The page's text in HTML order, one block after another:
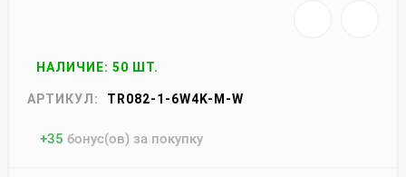
НАЛИЧИЕ: 50 ШТ.
АРТИКУЛ: TR082-1-6W4K-M-W
+35 бонус(ов) за покупку